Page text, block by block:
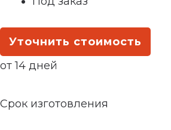
Уточнить стоимость
от 14 дней
Срок изготовления